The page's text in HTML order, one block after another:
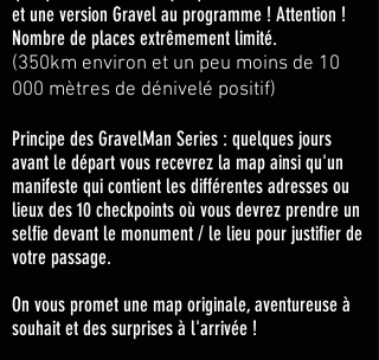
et une version Gravel au programme ! Attention !
Nombre de places extrêmement limité.
(350km environ et un peu moins de 10
000 mètres de dénivelé positif)
Principe des GravelMan Series : quelques jours
avant le départ vous recevrez la map ainsi qu'un
manifeste qui contient les différentes adresses ou
lieux des 10 checkpoints où vous devrez prendre un
selfie devant le monument / le lieu pour justifier de
votre passage.
On vous promet une map originale, aventureuse à
souhait et des surprises à l'arrivée !